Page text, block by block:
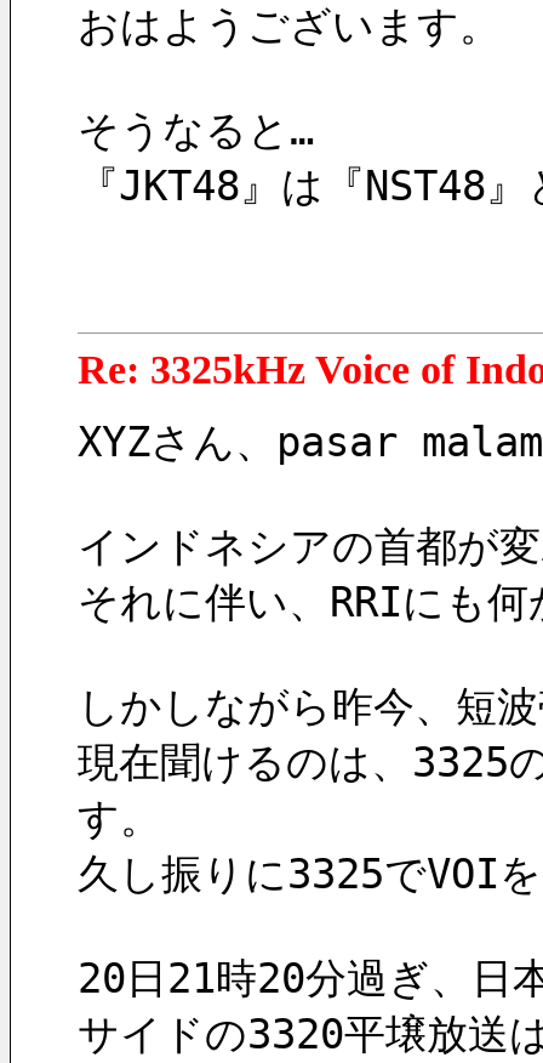
おはようございます。
そうなると…
『JKT48』は『NST48
Re: 3325kHz Voice of
XYZさん、pasar
インドネシアの首都が
それに伴い、RRIにも
しかしながら昨今、短
現在聞けるのは、
す。
久し振りに3325でVOI
20日21時20分過ぎ、日
サイドの3320平壌放送